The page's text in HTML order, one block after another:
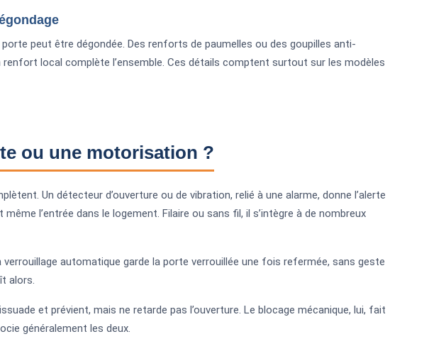
peut être dégondée. Des renforts de paumelles ou des goupilles anti-
local complète l’ensemble. Ces détails comptent surtout sur les modèles
ou une motorisation ?
Un détecteur d’ouverture ou de vibration, relié à une alarme, donne l’alerte
l’entrée dans le logement. Filaire ou sans fil, il s’intègre à de nombreux
automatique garde la porte verrouillée une fois refermée, sans geste
alors.
et prévient, mais ne retarde pas l’ouverture. Le blocage mécanique, lui, fait
généralement les deux.